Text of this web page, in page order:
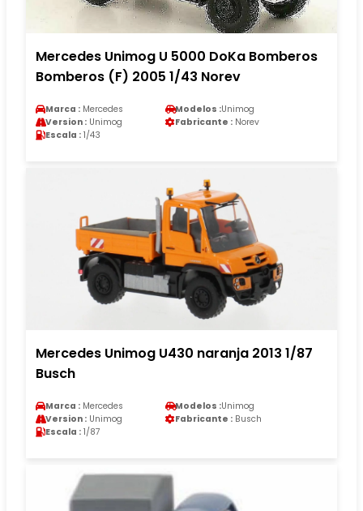
Mercedes Unimog U 5000 DoKa Bomberos
Bomberos (F) 2005 1/43 Norev
Marca : Mercedes Modelos :Unimog
Version : Unimog Fabricante : Norev
Escala : 1/43
Mercedes Unimog U430 naranja 2013 1/87
Busch
Marca : Mercedes Modelos :Unimog
Version : Unimog Fabricante : Busch
Escala : 1/87